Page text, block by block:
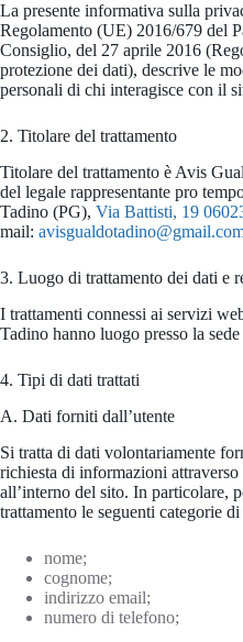
La presente informativa sulla
Regolamento (UE) 2016/679 del
Consiglio, del 27 aprile 2016
protezione dei dati), descrive le
personali di chi interagisce con il
2. Titolare del trattamento
Titolare del trattamento è Avis
del legale rappresentante pro
Tadino (PG), Via Battisti, 19
mail:
3. Luogo di trattamento dei dati e
I trattamenti connessi ai servizi
Tadino hanno luogo presso la
4. Tipi di dati trattati
A. Dati forniti dall’utente
Si tratta di dati volontariamente
richiesta di informazioni
all’interno del sito. In particolare,
trattamento le seguenti categorie
nome;
cognome;
indirizzo email;
numero di telefono;